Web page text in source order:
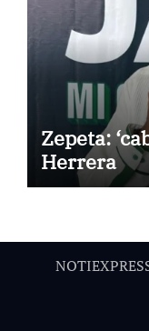
Zepeta:
Herrera